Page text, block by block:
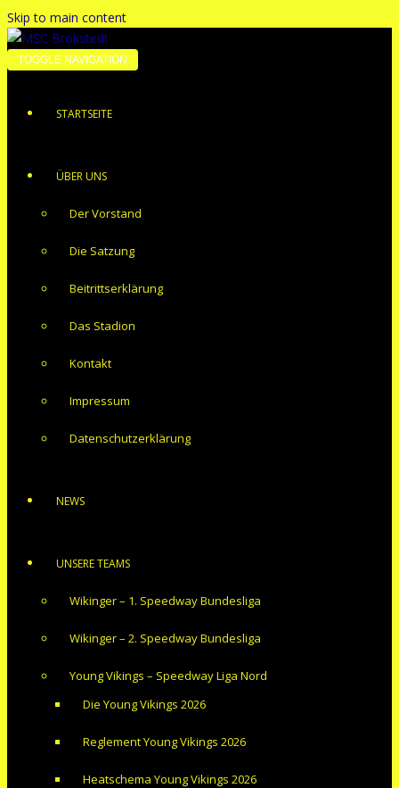
Skip to main content
TOGGLE NAVIGATION
STARTSEITE
ÜBER UNS
Der Vorstand
Die Satzung
Beitrittserklärung
Das Stadion
Kontakt
Impressum
Datenschutzerklärung
NEWS
UNSERE TEAMS
Wikinger – 1. Speedway Bundesliga
Wikinger – 2. Speedway Bundesliga
Young Vikings – Speedway Liga Nord
Die Young Vikings 2026
Reglement Young Vikings 2026
Heatschema Young Vikings 2026